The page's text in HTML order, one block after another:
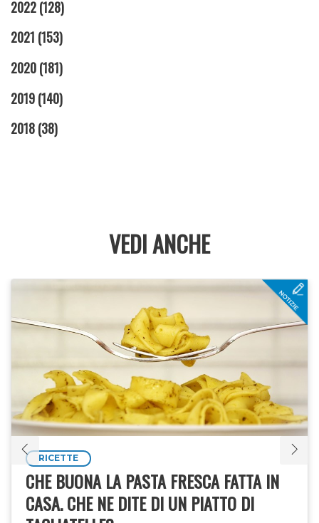
2022(128)
2021 (153)
2020(181)
2019(140)
2018(38)
VEDI ANCHE
RICETTE
CHE BUONA LA PASTA FRESCA FATTA IN
CASA. CHE NE DITE DI UN PIATTO DI